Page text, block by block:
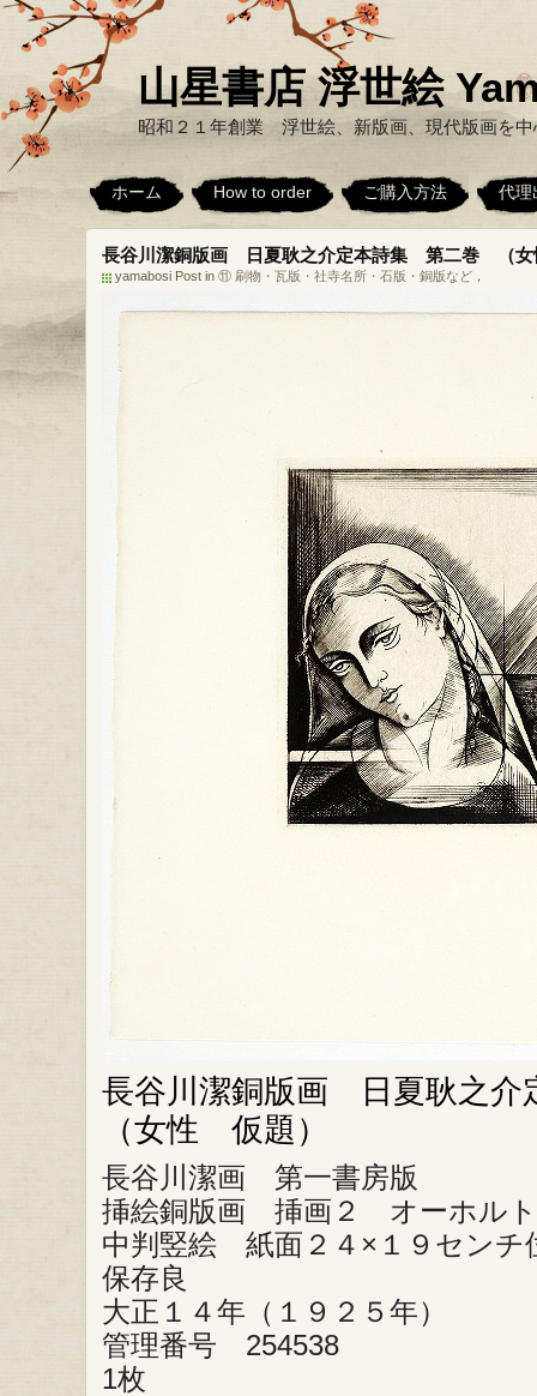
山星書店 浮世絵
昭和２１年創業 浮世絵、新版画、現代版画を
ホーム How to order ご購入方法 代理
長谷川潔銅版画 日夏耿之介定本詩集 第二巻 （
yamabosi Post in ⑪ 刷物・瓦版・社寺名所・石版・銅版など ，
長谷川潔銅版画 日夏耿之
（女性 仮題）
長谷川潔画 第一書房版
挿絵銅版画 挿画２ オーホルト
中判竪絵 紙面２４×１９センチ
保存良
大正１４年（１９２５年）
管理番号 254538
1枚